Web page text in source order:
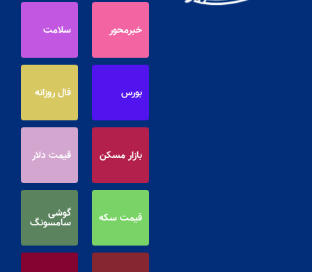
خبرمحور سلامت
بورس فال روزانه
بازار مسکن قیمت دلار
قیمت سکه گوشی
سامسونگ